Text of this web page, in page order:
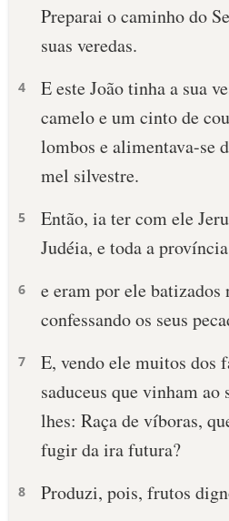
Preparai o caminho do
suas veredas.
4
E este João tinha a sua
camelo e um cinto de
lombos e alimentava-se
mel silvestre.
5
Então, ia ter com ele
Judéia, e toda a
6
e eram por ele batizados
confessando os seus
7
E, vendo ele muitos dos
saduceus que vinham
lhes: Raça de víboras,
fugir da ira futura?
8 Produzi, pois, frutos